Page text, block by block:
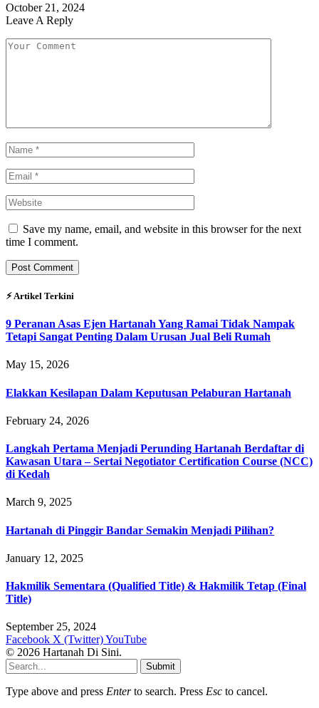
October 21, 2024
Leave A Reply
Save my name, email, and website in this browser for the next
time I comment.
⚡︎ Artikel Terkini
9 Peranan Asas Ejen Hartanah Yang Ramai Tidak Nampak
Tetapi Sangat Penting Dalam Urusan Jual Beli Rumah
May 15, 2026
Elakkan Kesilapan Dalam Keputusan Pelaburan Hartanah
February 24, 2026
Langkah Pertama Menjadi Perunding Hartanah Berdaftar di
Kawasan Utara – Sertai Negotiator Certification Course (NCC)
di Kedah
March 9, 2025
Hartanah di Pinggir Bandar Semakin Menjadi Pilihan?
January 12, 2025
Hakmilik Sementara (Qualified Title) & Hakmilik Tetap (Final
Title)
September 25, 2024
Facebook X (Twitter)YouTube
© 2026 Hartanah Di Sini.
Submit
Type above and press Enterto search. Press Esc to cancel.